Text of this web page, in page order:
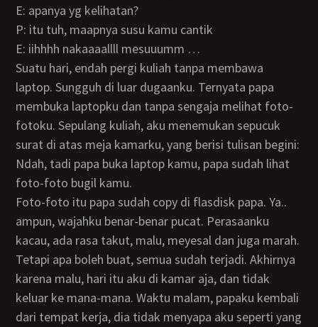
E: apanya yg kelihatan?
P: itu tuh, maapnya susu kamu cantik
E: iihhhh nakaaaallll mesuuumm …
Suatu hari, endah pergi kuliah tanpa membawa
laptop. Sungguh di luar dugaanku. Ternyata papa
membuka laptopku dan tanpa sengaja melihat foto-
fotoku. Sepulang kuliah, aku menemukan sepucuk
surat di atas meja kamarku, yang berisi tulisan begini:
Ndah, tadi papa buka laptop kamu, papa sudah lihat
foto-foto bugil kamu.
Foto-foto itu papa sudah copy di flasdisk papa. Ya..
ampun, wajahku benar-benar pucat. Perasaanku
kacau, ada rasa takut, malu, meyesal dan juga marah.
Tetapi apa boleh buat, semua sudah terjadi. Akhirnya
karena malu, hari itu aku di kamar aja, dan tidak
keluar ke mana-mana. Waktu malam, papaku kembali
dari tempat kerja, dia tidak menyapa aku seperti yang